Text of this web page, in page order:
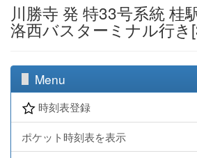
川勝寺 発 特33号系統 桂
洛西バスターミナル行き
Menu
時刻表登録
ポケット時刻表を表示